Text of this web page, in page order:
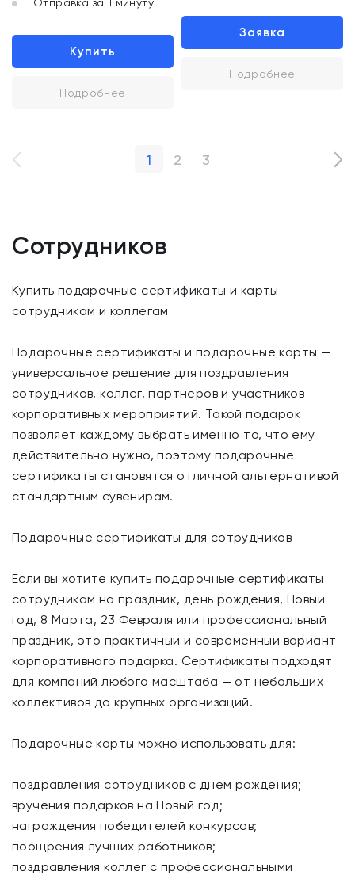
Купить
Подробнее
Заявка
Подробнее
1 2 3
Сотрудников
Купить подарочные сертификаты и карты
сотрудникам и коллегам
Подарочные сертификаты и подарочные карты —
универсальное решение для поздравления
сотрудников, коллег, партнеров и участников
корпоративных мероприятий. Такой подарок
позволяет каждому выбрать именно то, что ему
действительно нужно, поэтому подарочные
сертификаты становятся отличной альтернативой
стандартным сувенирам.
Подарочные сертификаты для сотрудников
Если вы хотите купить подарочные сертификаты
сотрудникам на праздник, день рождения, Новый
год, 8 Марта, 23 Февраля или профессиональный
праздник, это практичный и современный вариант
корпоративного подарка. Сертификаты подходят
для компаний любого масштаба — от небольших
коллективов до крупных организаций.
Подарочные карты можно использовать для:
поздравления сотрудников с днем рождения;
вручения подарков на Новый год;
награждения победителей конкурсов;
поощрения лучших работников;
поздравления коллег с профессиональными